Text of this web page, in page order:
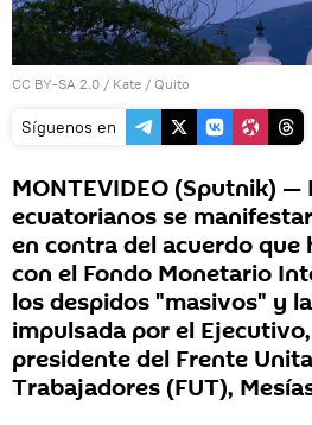
CC BY-SA 2.0 / Kate / Quito
Síguenos en
MONTEVIDEO (Sputnik) —
ecuatorianos se
en contra del acuerdo que
con el Fondo Monetario
los despidos "masivos" y
impulsada por el
presidente del Frente
Trabajadores (FUT),